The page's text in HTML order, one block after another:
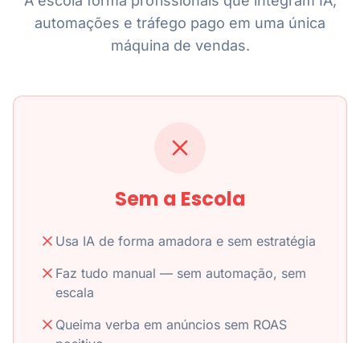
automações e tráfego pago em uma única
máquina de vendas.
Sem a Escola
Usa IA de forma amadora e sem estratégia
Faz tudo manual — sem automação, sem
escala
Queima verba em anúncios sem ROAS